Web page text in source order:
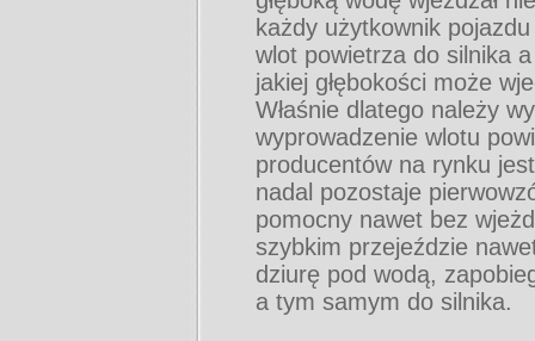
każdy użytkownik
wlot powietrza do silnika
jakiej głębokości może
Właśnie dlatego należy
wyprowadzenie wlotu
producentów na rynku
nadal pozostaje
pomocny nawet bez
szybkim przejeździe
dziurę pod wodą,
a tym samym do silnika.